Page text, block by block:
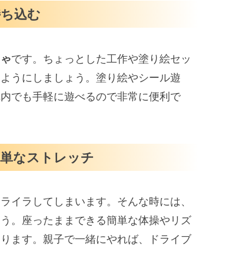
込む
です。ちょっとした工作や塗り絵セッ
うにしましょう。塗り絵やシール遊
でも手軽に遊べるので非常に便利で
なストレッチ
イラしてしまいます。そんな時には、
。座ったままできる簡単な体操やリズ
ます。親子で一緒にやれば、ドライブ